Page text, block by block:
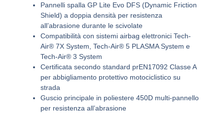
Pannelli spalla GP Lite Evo DFS (Dynamic Friction
Shield) a doppia densità per resistenza
all’abrasione durante le scivolate
Compatibilità con sistemi airbag elettronici Tech-
Air® 7X System, Tech-Air® 5 PLASMA System e
Tech-Air® 3 System
Certificata secondo standard prEN17092 Classe A
per abbigliamento protettivo motociclistico su
strada
Guscio principale in poliestere 450D multi-pannello
per resistenza all’abrasione